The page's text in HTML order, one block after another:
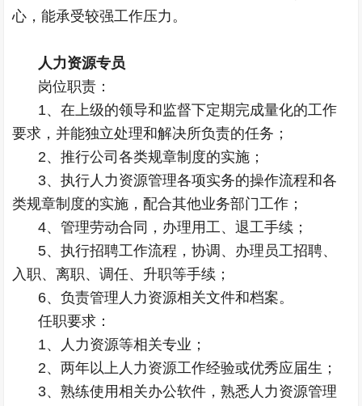
心，能承受较强工作压力。
人力资源专员
岗位职责：
1、在上级的领导和监督下定期完成量化的工作
要求，并能独立处理和解决所负责的任务；
2、推行公司各类规章制度的实施；
3、执行人力资源管理各项实务的操作流程和各
类规章制度的实施，配合其他业务部门工作；
4、管理劳动合同，办理用工、退工手续；
5、执行招聘工作流程，协调、办理员工招聘、
入职、离职、调任、升职等手续；
6、负责管理人力资源相关文件和档案。
任职要求：
1、人力资源等相关专业；
2、两年以上人力资源工作经验或优秀应届生；
3、熟练使用相关办公软件，熟悉人力资源管理